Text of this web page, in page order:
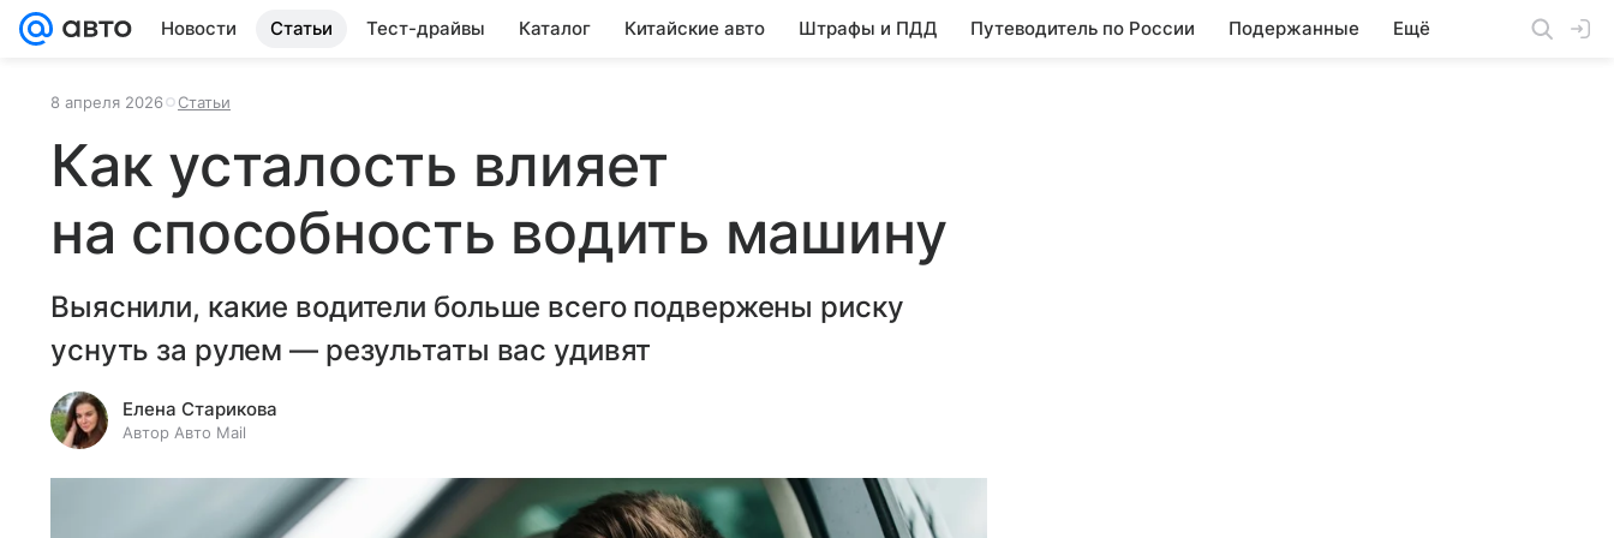
Новости Статьи Тест-драйвы Каталог Китайские авто Штрафы и ПДД Путеводитель по России Подержанные Ещё
8 апреля 2026 Статьи
Как усталость влияет
на способность водить машину
Выяснили, какие водители больше всего подвержены риску
уснуть за рулем — результаты вас удивят
Елена Старикова
Автор Авто Mail